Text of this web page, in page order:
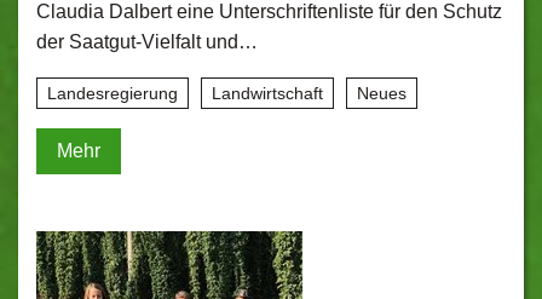
Claudia Dalbert eine Unterschriftenliste für den Schutz
der Saatgut-Vielfalt und…
Landesregierung Landwirtschaft Neues
Mehr